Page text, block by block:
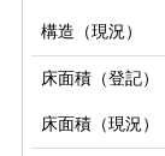
構造（現況）
床面積（登記）
床面積（現況）